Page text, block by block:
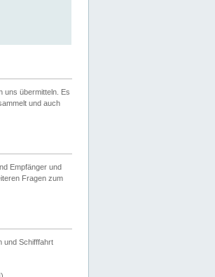
uns übermitteln. Es
und auch
Empfänger und
Fragen zum
und Schifffahrt